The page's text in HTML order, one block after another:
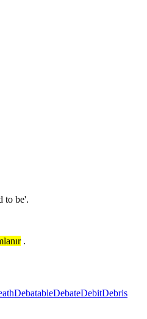
to be'.
.
DebatableDebateDebitDebris